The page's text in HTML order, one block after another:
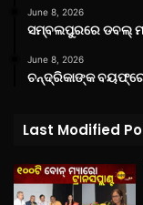
June 8, 2026
ସମ୍ବଲପୁରରେ ଡବଲ୍
June 8, 2026
ଚନ୍ଦ୍ରିକାଙ୍କ
Last Modified